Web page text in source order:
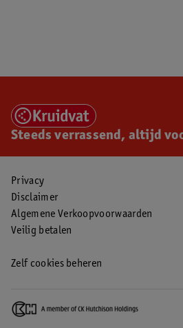
Steeds verrassend, altijd
Privacy
Disclaimer
Algemene Verkoopvoorwaarden
Veilig betalen
Zelf cookies beheren